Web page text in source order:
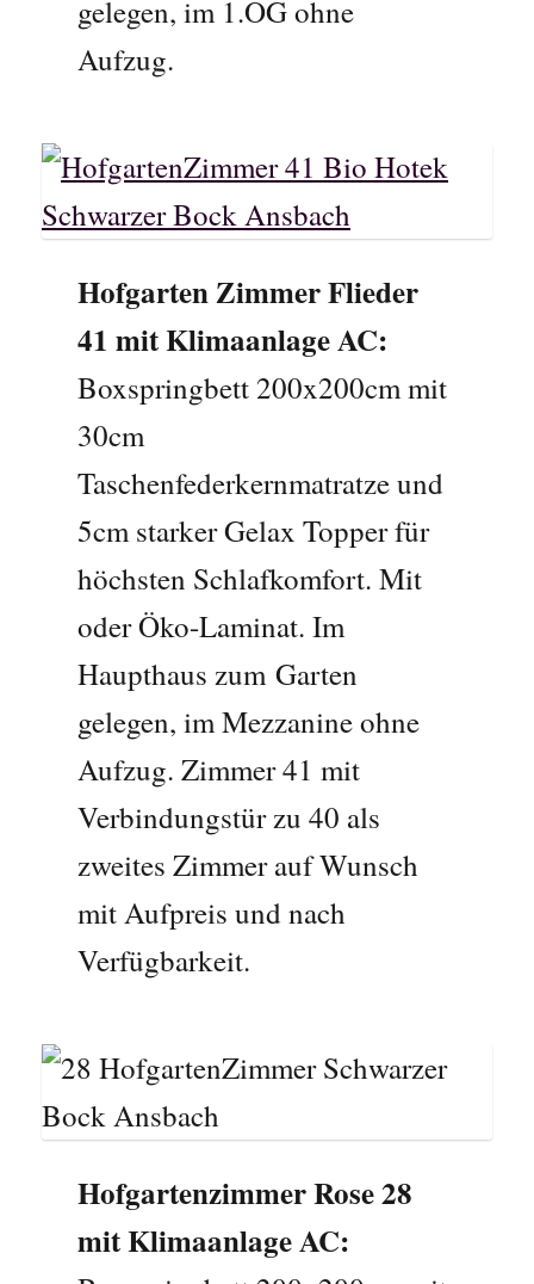
gelegen, im 1.OG ohne
Aufzug.
Hofgarten Zimmer Flieder
41 mit Klimaanlage AC:
Boxspringbett 200x200cm mit
30cm
Taschenfederkernmatratze und
5cm starker Gelax Topper für
höchsten Schlafkomfort. Mit
oder Öko-Laminat. Im
Haupthaus zum Garten
gelegen, im Mezzanine ohne
Aufzug. Zimmer 41 mit
Verbindungstür zu 40 als
zweites Zimmer auf Wunsch
mit Aufpreis und nach
Verfügbarkeit.
Hofgartenzimmer Rose 28
mit Klimaanlage AC: